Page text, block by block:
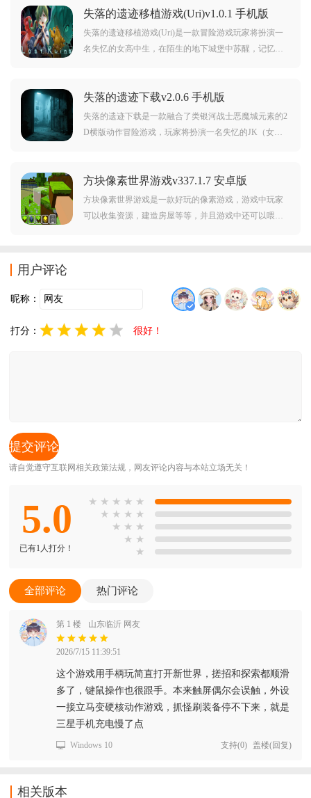
验收集与冒险的双重乐趣。感兴趣的朋友可千万不要错
过了哦！
失落的遗迹移植游戏(Uri)v1.0.1 手机版
失落的遗迹移植游戏(Uri)是一款冒险游戏玩家将扮演一
名失忆的女高中生，在陌生的地下城堡中苏醒，记忆全
开隐藏的秘密，少女踏上消灭魔女、探索遗迹的征程。
失落的遗迹下载v2.0.6 手机版
失落的遗迹下载是一款融合了类银河战士恶魔城元素的2
D横版动作冒险游戏，玩家将扮演一名失忆的JK（女高
有表现力，尽管流程不算冗长，但通过物品收集、多结
局设计及不同难度模式，大幅提升了可玩性与重玩价
值。
方块像素世界游戏v337.1.7 安卓版
方块像素世界游戏是一款好玩的像素游戏，游戏中玩家
可以收集资源，建造房屋等等，并且游戏中还可以喂养
用户评论
昵称：
打分： 很好！
请自觉遵守互联网相关政策法规，网友评论内容与本站立场无关！
5.0
已有1人打分！
★ ★ ★ ★ ★
★ ★ ★ ★
★ ★ ★
★ ★
★
全部评论 热门评论
第 1 楼 山东临沂 网友
2026/7/15 11:39:51
这个游戏用手柄玩简直打开新世界，搓招和探索都顺滑
多了，键鼠操作也很跟手。本来触屏偶尔会误触，外设
一接立马变硬核动作游戏，抓怪刷装备停不下来，就是
三星手机充电慢了点
Windows 10 支持(0) 盖楼(回复)
相关版本